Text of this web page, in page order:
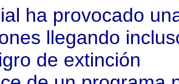
ha provocado
llegando
de extinción